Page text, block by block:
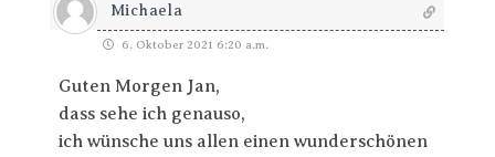
Michaela
6. Oktober 2021 6:20 a.m.
Guten Morgen Jan,
dass sehe ich genauso,
ich wünsche uns allen einen wunderschönen